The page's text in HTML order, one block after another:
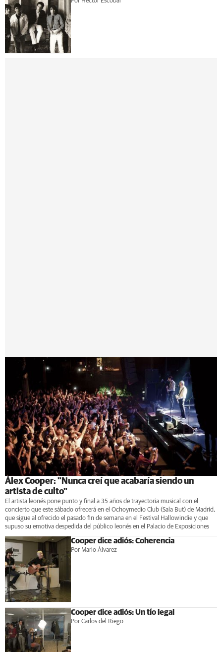
Álex Cooper: "Nunca creí que acabaría siendo un
artista de culto"
El artista leonés pone punto y final a 35 años de trayectoria musical con el
concierto que este sábado ofrecerá en el Ochoymedio Club (Sala But) de Madrid,
que sigue al ofrecido el pasado fin de semana en el Festival Hallowindie y que
supuso su emotiva despedida del público leonés en el Palacio de Exposiciones
Cooper dice adiós: Coherencia
Por Mario Álvarez
Cooper dice adiós: Un tío legal
Por Carlos del Riego